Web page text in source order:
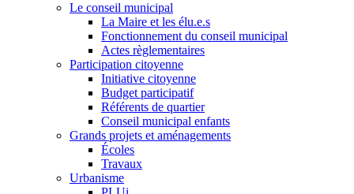
Le conseil municipal
La Maire et les élu.e.s
Fonctionnement du conseil municipal
Actes règlementaires
Participation citoyenne
Initiative citoyenne
Budget participatif
Référents de quartier
Conseil municipal enfants
Grands projets et aménagements
Écoles
Travaux
Urbanisme